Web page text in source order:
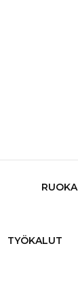
RUOKA
TYÖKALUT